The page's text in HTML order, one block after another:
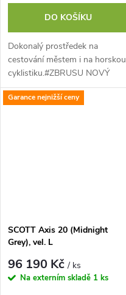
DO KOŠÍKU
Dokonalý prostředek na
cestování městem i na horskou
cyklistiku.#ZBRUSU NOVÝ
SCOTT AXIS eRIDE vybaven
nejnovějším motorem Bosch
Garance nejnižší ceny
SCOTT Axis 20 (Midnight
Grey), vel. L
96 190 Kč/ ks
Na externím skladě 1 ks